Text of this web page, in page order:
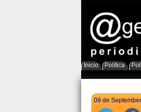
Inicio Política
09 de